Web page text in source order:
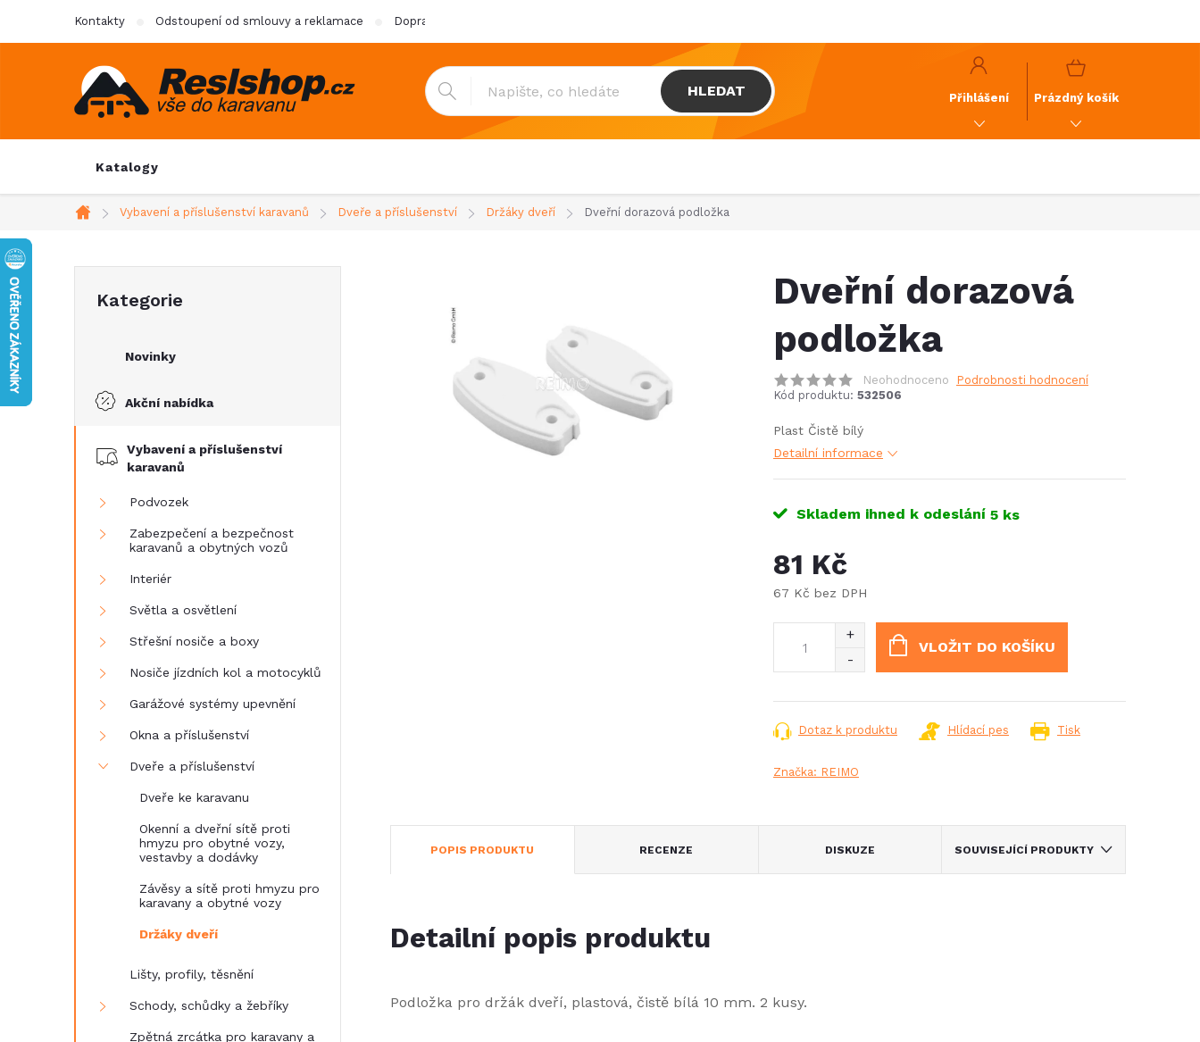
Kontakty Odstoupení od smlouvy a reklamace Doprava & platba
HLEDAT Přihlášení
NÁKUPNÍ
Prázdný košík
Katalogy
Domů
Vybavení a příslušenství karavanů Dveře a příslušenství Držáky dveří Dveřní dorazová podložka
t
kategorie
Kategorie
Novinky
Akční nabídka
Vybavení a příslušenství
karavanů
Podvozek
Zabezpečení a bezpečnost
karavanů a obytných vozů
Interiér
Světla a osvětlení
Střešní nosiče a boxy
Nosiče jízdních kol a motocyklů
Garážové systémy upevnění
Okna a příslušenství
Dveře a příslušenství
Dveře ke karavanu
Okenní a dveřní sítě proti
hmyzu pro obytné vozy,
vestavby a dodávky
Závěsy a sítě proti hmyzu pro
karavany a obytné vozy
Držáky dveří
Lišty, profily, těsnění
Schody, schůdky a žebříky
Zpětná zrcátka pro karavany a
Dveřní dorazová
podložka
Neohodnoceno
Podrobnosti hodnocení
Kód produktu: 532506
Plast Čistě bílý
Detailní informace
Skladem ihned k odeslání 5 ks
81 Kč
67 Kč bez DPH
VLOŽIT DO KOŠÍKU
Tisk
Dotaz k produktu Hlídací pes
Značka: REIMO
POPIS PRODUKTU RECENZE DISKUZE SOUVISEJÍCÍ PRODUKTY
Detailní popis produktu
Podložka pro držák dveří, plastová, čistě bílá 10 mm. 2 kusy.